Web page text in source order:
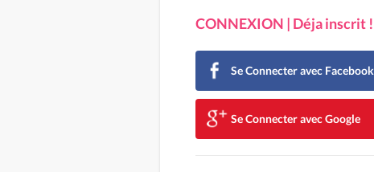
CONNEXION | Déja inscrit !
Se Connecter avec Facebook
Se Connecter avec Google